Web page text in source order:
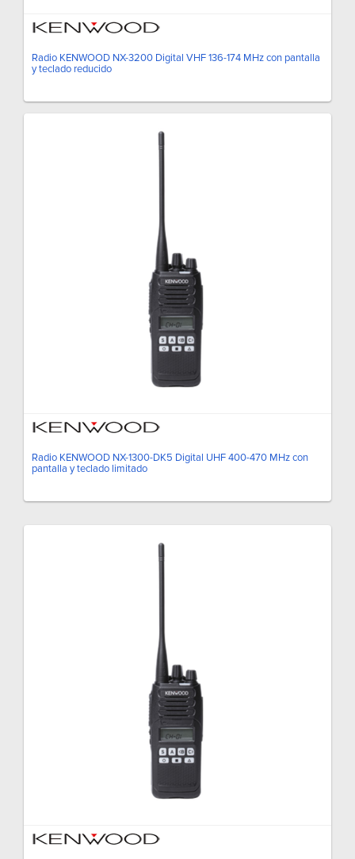
Radio KENWOOD NX-3200 Digital VHF 136-174 MHz con pantalla
y teclado reducido
Radio KENWOOD NX-1300-DK5 Digital UHF 400-470 MHz con
pantalla y teclado limitado